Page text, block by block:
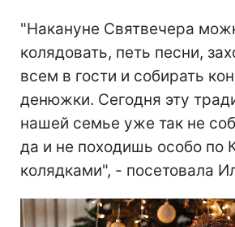
"Накануне Святвечера
колядовать, петь песни,
всем в гости и собирать
денюжки. Сегодня эту
нашей семье уже так не
да и не походишь особо по
колядками", - посетовала